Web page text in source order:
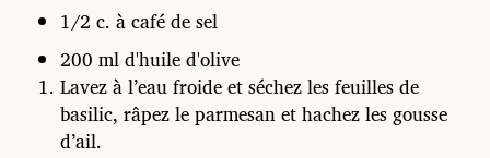
1/2 c. à café de sel
200 ml d'huile d'olive
Lavez à l’eau froide et séchez les feuilles de
basilic, râpez le parmesan et hachez les gousse
d’ail.